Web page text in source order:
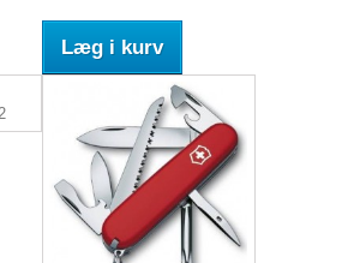
Læg i kurv